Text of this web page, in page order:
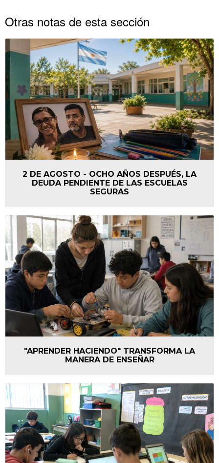
Otras notas de esta sección
2 DE AGOSTO - OCHO AÑOS DESPUÉS, LA
DEUDA PENDIENTE DE LAS ESCUELAS
SEGURAS
"APRENDER HACIENDO" TRANSFORMA LA
MANERA DE ENSEÑAR